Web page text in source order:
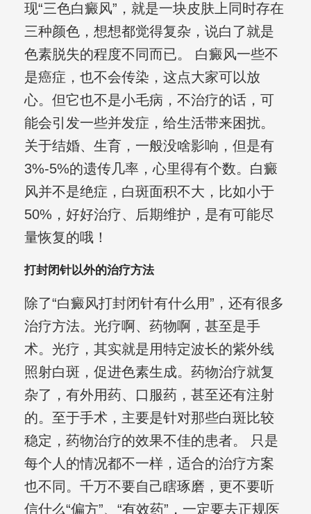
现“三色白癜风”，就是一块皮肤上同时存在
三种颜色，想想都觉得复杂，说白了就是
色素脱失的程度不同而已。 白癜风一些不
是癌症，也不会传染，这点大家可以放
心。但它也不是小毛病，不治疗的话，可
能会引发一些并发症，给生活带来困扰。
关于结婚、生育，一般没啥影响，但是有
3%-5%的遗传几率，心里得有个数。白癜
风并不是绝症，白斑面积不大，比如小于
50%，好好治疗、后期维护，是有可能尽
量恢复的哦！
打封闭针以外的治疗方法
除了“白癜风打封闭针有什么用”，还有很多
治疗方法。光疗啊、药物啊，甚至是手
术。光疗，其实就是用特定波长的紫外线
照射白斑，促进色素生成。药物治疗就复
杂了，有外用药、口服药，甚至还有注射
的。至于手术，主要是针对那些白斑比较
稳定，药物治疗的效果不佳的患者。 只是
每个人的情况都不一样，适合的治疗方案
也不同。千万不要自己瞎琢磨，更不要听
信什么“偏方”、“有效药”，一定要去正规医